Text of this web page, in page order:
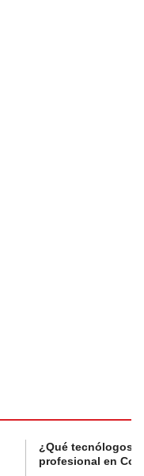
¿Qué tecnólogos
profesional en